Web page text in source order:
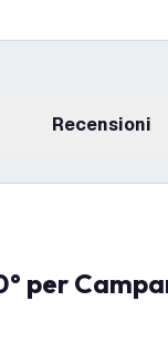
recensioni